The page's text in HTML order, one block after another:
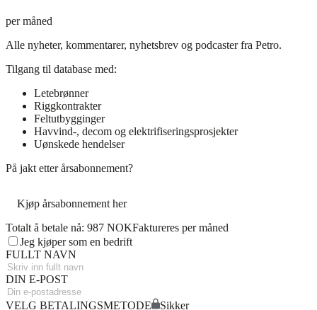
per måned
Alle nyheter, kommentarer, nyhetsbrev og podcaster fra Petro.
Tilgang til database med:
Letebrønner
Riggkontrakter
Feltutbygginger
Havvind-, decom og elektrifiseringsprosjekter
Uønskede hendelser
På jakt etter årsabonnement?
Kjøp årsabonnement her
Totalt å betale nå: 987 NOKFaktureres per måned
Jeg kjøper som en bedrift
FULLT NAVN
DIN E-POST
VELG BETALINGSMETODE Sikker